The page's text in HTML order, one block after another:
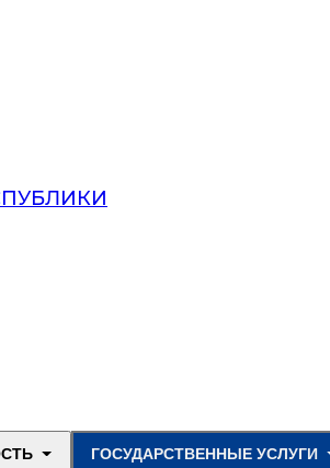
ГОСУДАРСТВЕННЫЕ УСЛУГИ